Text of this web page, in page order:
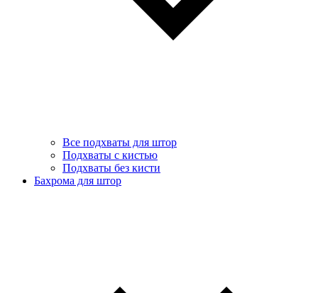
Все подхваты для штор
Подхваты с кистью
Подхваты без кисти
Бахрома для штор